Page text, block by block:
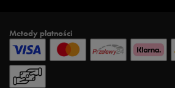
Metody płatności